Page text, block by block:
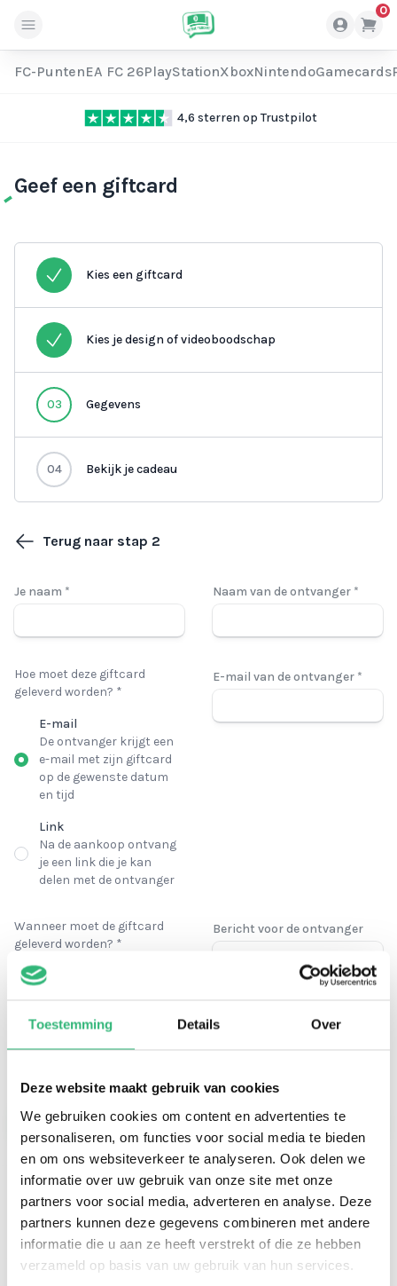
Toestemming Details Over
Deze website maakt gebruik van cookies
We gebruiken cookies om content en advertenties te
personaliseren, om functies voor social media te bieden
en om ons websiteverkeer te analyseren. Ook delen we
informatie over uw gebruik van onze site met onze
partners voor social media, adverteren en analyse. Deze
partners kunnen deze gegevens combineren met andere
informatie die u aan ze heeft verstrekt of die ze hebben
verzameld op basis van uw gebruik van hun services.
0
FC-PuntenEA FC 26PlayStationXboxNintendoGamecards
4,6 sterren op Trustpilot
Geef een giftcard
Kies een giftcard
Kies je design of videoboodschap
03 Gegevens
04 Bekijk je cadeau
Terug naar stap 2
Je naam * Naam van de ontvanger *
Hoe moet deze giftcard
geleverd worden? *
E-mail
De ontvanger krijgt een
e-mail met zijn giftcard
op de gewenste datum
en tijd
Link
Na de aankoop ontvang
je een link die je kan
delen met de ontvanger
E-mail van de ontvanger *
Wanneer moet de giftcard
geleverd worden? *
Nu
Bericht voor de ontvanger
Bekijk je cadeau